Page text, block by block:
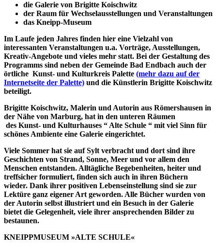
die Galerie von Brigitte Koischwitz
der Raum für Wechselausstellungen und Veranstaltungen
das Kneipp-Museum
Im Laufe jeden Jahres finden hier eine Vielzahl von
interessanten Veranstaltungen u.a. Vorträge, Ausstellungen,
Kreativ-Angebote und vieles mehr statt. Bei der Gestaltung des
Programms sind neben der Gemeinde Bad Endbach auch der
örtliche Kunst- und Kulturkreis Palette (mehr dazu auf der
Internetseite der Palette) und die Künstlerin Brigitte Koischwitz
beteiligt.
Brigitte Koischwitz, Malerin und Autorin aus Römershausen in
der Nähe von Marburg, hat in den unteren Räumen
des Kunst- und Kulturhauses “ Alte Schule “ mit viel Sinn für
schönes Ambiente eine Galerie eingerichtet.
Viele Sommer hat sie auf Sylt verbracht und dort sind ihre
Geschichten von Strand, Sonne, Meer und vor allem den
Menschen entstanden. Alltägliche Begebenheiten, heiter und
treffsicher formuliert, finden sich auch in ihren Büchern
wieder. Dank ihrer positiven Lebenseinstellung sind sie zur
Lektüre ganz eigener Art geworden. Alle Bücher wurden von
der Autorin selbst illustriert und ein Besuch in der Galerie
bietet die Gelegenheit, viele ihrer ansprechenden Bilder zu
bestaunen.
KNEIPPMUSEUM »ALTE SCHULE«